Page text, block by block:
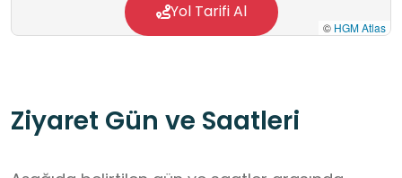
© HGM Atlas
Yol Tarifi Al
Ziyaret Gün ve Saatleri